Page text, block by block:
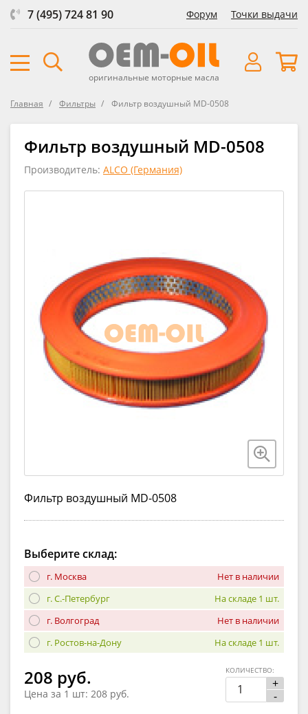
7 (495) 724 81 90 Форум Точки выдачи
оригинальные моторные масла
Главная Фильтры Фильтр воздушный MD-0508
Фильтр воздушный MD-0508
Производитель: ALCO (Германия)
Фильтр воздушный MD-0508
Выберите склад:
г. Москва
Нет в наличии
г. С.-Петербург
На складе 1 шт.
г. Волгоград
Нет в наличии
г. Ростов-на-Дону
На складе 1 шт.
208 руб.
Цена за 1 шт: 208 руб.
+
-
КОЛИЧЕСТВО: